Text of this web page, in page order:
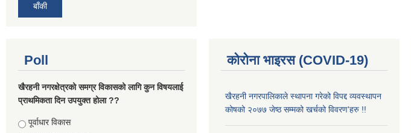
बाँकी
Poll
खैरहनी नगरक्षेत्रको समग्र विकासको लागि कुन विषयलाई
प्राथमिकता दिन उपयुक्त होला ??
Choices
पूर्वाधार विकास
कोरोना भाइरस (COVID-19)
खैरहनी नगरपालिकाले स्थापना गरेको विपद्द व्यवस्थापन
कोषको २०७७ जेष्ठ सम्मको खर्चको विवरण'हरु !!